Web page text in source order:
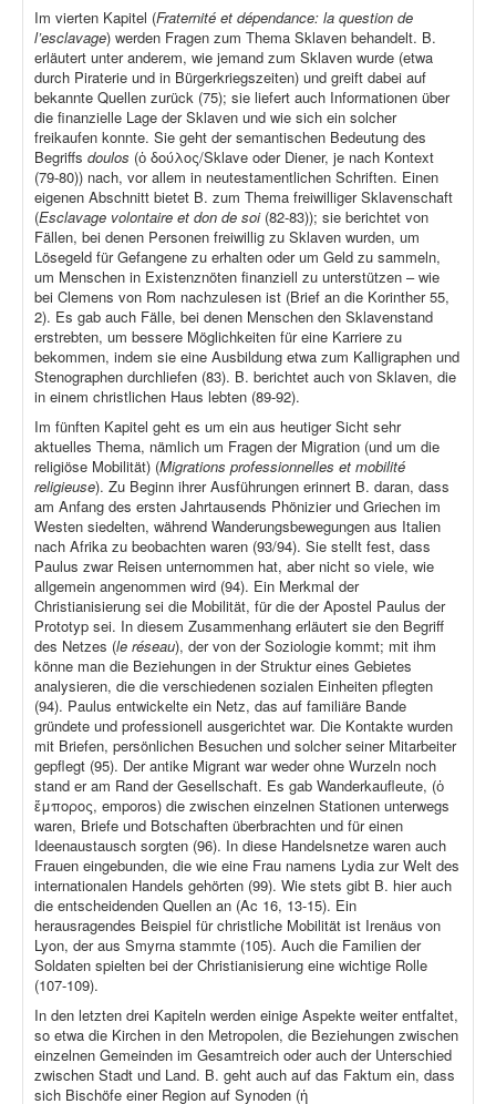
Im vierten Kapitel (Fraternité et dépendance: la question de
l’esclavage) werden Fragen zum Thema Sklaven behandelt. B.
erläutert unter anderem, wie jemand zum Sklaven wurde (etwa
durch Piraterie und in Bürgerkriegszeiten) und greift dabei auf
bekannte Quellen zurück (75); sie liefert auch Informationen über
die finanzielle Lage der Sklaven und wie sich ein solcher
freikaufen konnte. Sie geht der semantischen Bedeutung des
Begriffs doulos (ὁ δούλος/Sklave oder Diener, je nach Kontext
(79-80)) nach, vor allem in neutestamentlichen Schriften. Einen
eigenen Abschnitt bietet B. zum Thema freiwilliger Sklavenschaft
(Esclavage volontaire et don de soi(82-83)); sie berichtet von
Fällen, bei denen Personen freiwillig zu Sklaven wurden, um
Lösegeld für Gefangene zu erhalten oder um Geld zu sammeln,
um Menschen in Existenznöten finanziell zu unterstützen – wie
bei Clemens von Rom nachzulesen ist (Brief an die Korinther 55,
2). Es gab auch Fälle, bei denen Menschen den Sklavenstand
erstrebten, um bessere Möglichkeiten für eine Karriere zu
bekommen, indem sie eine Ausbildung etwa zum Kalligraphen und
Stenographen durchliefen (83). B. berichtet auch von Sklaven, die
in einem christlichen Haus lebten (89-92).
Im fünften Kapitel geht es um ein aus heutiger Sicht sehr
aktuelles Thema, nämlich um Fragen der Migration (und um die
religiöse Mobilität) (Migrations professionnelles et mobilité
religieuse). Zu Beginn ihrer Ausführungen erinnert B. daran, dass
am Anfang des ersten Jahrtausends Phönizier und Griechen im
Westen siedelten, während Wanderungsbewegungen aus Italien
nach Afrika zu beobachten waren (93/94). Sie stellt fest, dass
Paulus zwar Reisen unternommen hat, aber nicht so viele, wie
allgemein angenommen wird (94). Ein Merkmal der
Christianisierung sei die Mobilität, für die der Apostel Paulus der
Prototyp sei. In diesem Zusammenhang erläutert sie den Begriff
des Netzes (le réseau), der von der Soziologie kommt; mit ihm
könne man die Beziehungen in der Struktur eines Gebietes
analysieren, die die verschiedenen sozialen Einheiten pflegten
(94). Paulus entwickelte ein Netz, das auf familiäre Bande
gründete und professionell ausgerichtet war. Die Kontakte wurden
mit Briefen, persönlichen Besuchen und solcher seiner Mitarbeiter
gepflegt (95). Der antike Migrant war weder ohne Wurzeln noch
stand er am Rand der Gesellschaft. Es gab Wanderkaufleute, (ὁ
ἔμπορος, emporos) die zwischen einzelnen Stationen unterwegs
waren, Briefe und Botschaften überbrachten und für einen
Ideenaustausch sorgten (96). In diese Handelsnetze waren auch
Frauen eingebunden, die wie eine Frau namens Lydia zur Welt des
internationalen Handels gehörten (99). Wie stets gibt B. hier auch
die entscheidenden Quellen an (Ac 16, 13-15). Ein
herausragendes Beispiel für christliche Mobilität ist Irenäus von
Lyon, der aus Smyrna stammte (105). Auch die Familien der
Soldaten spielten bei der Christianisierung eine wichtige Rolle
(107-109).
In den letzten drei Kapiteln werden einige Aspekte weiter entfaltet,
so etwa die Kirchen in den Metropolen, die Beziehungen zwischen
einzelnen Gemeinden im Gesamtreich oder auch der Unterschied
zwischen Stadt und Land. B. geht auch auf das Faktum ein, dass
sich Bischöfe einer Region auf Synoden (ἡ